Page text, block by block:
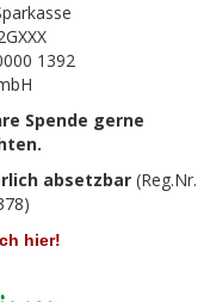
1392
Spende gerne
absetzbar(Reg.Nr.
hier!